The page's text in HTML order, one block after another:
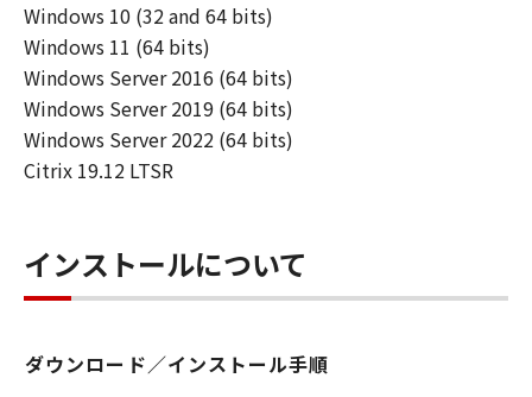
タの記憶装置又はメモリーに搭載し、または
CPUで実行することを指します。
「インストール」とは、本ソフトウエア製品を
ハードディスクドライブ又は 同類の保管装置に
実行可能な形態でコピーすることを指します。
Netherlands B.V.は、オリジナル若しくはコピ
ーの形態又は媒体に拘わらず、本ソフトウエア
製品を記録する媒体、およびその後に作成され
著作権を含む一切の知的財産権および所有権を
Windows 10 (32 and 64 bits)
Windows 11 (64 bits)
Windows Server 2016 (64 bits)
Windows Server 2019 (64 bits)
Windows Server 2022 (64 bits)
Citrix 19.12 LTSR
インストールについて
ダウンロード／インストール手順